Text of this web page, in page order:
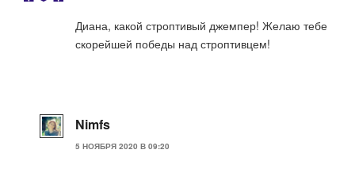
Диана, какой строптивый джемпер! Желаю тебе
скорейшей победы над строптивцем!
Nimfs
5 НОЯБРЯ 2020 В 09:20